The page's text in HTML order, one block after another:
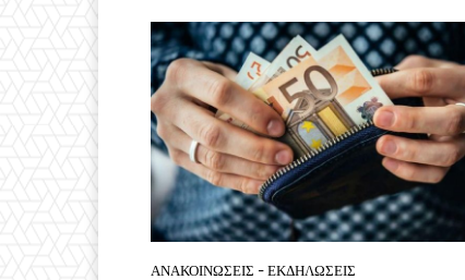
ΑΝΑΚΟΙΝΩΣΕΙΣ - ΕΚΔΗΛΩΣΕΙΣ